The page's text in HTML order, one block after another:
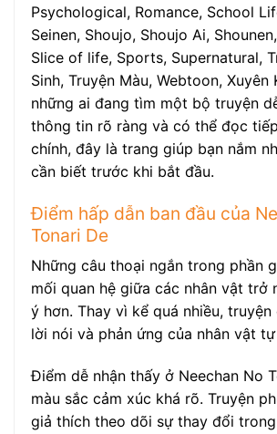
Psychological, Romance, School
Seinen, Shoujo, Shoujo Ai,
Slice of life, Sports, Supernatural,
Sinh, Truyện Màu, Webtoon, Xuyên
những ai đang tìm một bộ truyện
thông tin rõ ràng và có thể đọc
chính, đây là trang giúp bạn nắm
cần biết trước khi bắt đầu.
Điểm hấp dẫn ban đầu của
Tonari De
Những câu thoại ngắn trong phần
mối quan hệ giữa các nhân vật trở
ý hơn. Thay vì kể quá nhiều,
lời nói và phản ứng của nhân vật
Điểm dễ nhận thấy ở Neechan No
màu sắc cảm xúc khá rõ. Truyện
giả thích theo dõi sự thay đổi